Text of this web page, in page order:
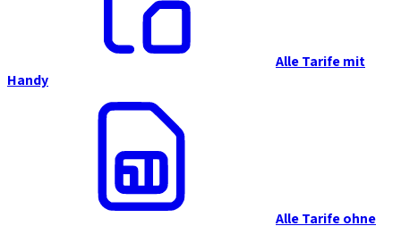
Alle Tarife mit
Handy
Alle Tarife ohne